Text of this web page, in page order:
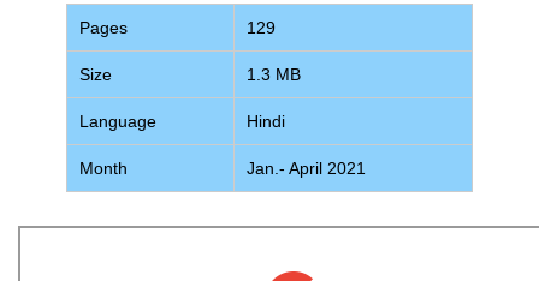
Pages 129
Size 1.3 MB
Language Hindi
Month Jan.- April 2021